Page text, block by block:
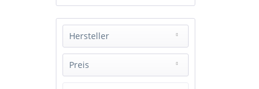
Hersteller
_
Preis